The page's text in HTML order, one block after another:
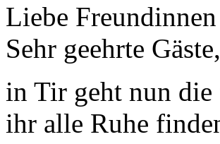
Liebe
Sehr geehrte
in Tir geht nun die
ihr alle Ruhe